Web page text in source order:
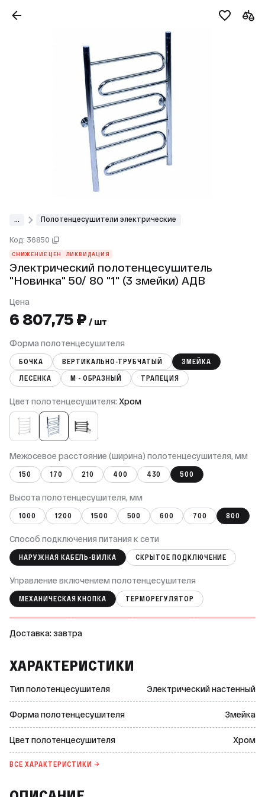
Полотенцесушители электрические
Код: 36850
СНИЖЕНИЕ ЦЕН ЛИКВИДАЦИЯ
Электрический полотенцесушитель
"Новинка" 50/ 80 "1" (3 змейки) АДВ
Цена
6 807,75 ₽ / шт
Форма полотенцесушителя
БОЧКА ВЕРТИКАЛЬНО-ТРУБЧАТЫЙ
ЗМЕЙКА
ЛЕСЕНКА
М - ОБРАЗНЫЙ ТРАПЕЦИЯ
Цвет полотенцесушителя: Хром
Межосевое расстояние (ширина) полотенцесушителя, мм
150 170 210 400 430 500
Высота полотенцесушителя, мм
1000 1200 1500 500 600 700 800
Способ подключения питания к сети
НАРУЖНАЯ КАБЕЛЬ-ВИЛКА СКРЫТОЕ ПОДКЛЮЧЕНИЕ
Управление включением полотенцесушителя
МЕХАНИЧЕСКАЯ КНОПКА ТЕРМОРЕГУЛЯТОР
Доставка: завтра
ХАРАКТЕРИСТИКИ
Тип полотенцесушителя Электрический настенный
Форма полотенцесушителя Змейка
Цвет полотенцесушителя Хром
ВСЕ ХАРАКТЕРИСТИКИ →